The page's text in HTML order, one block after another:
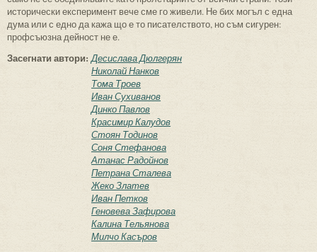
исторически експеримент вече сме го живели. Не бих могъл с една
дума или с едно да кажа що е то писателството, но съм сигурен:
профсъюзна дейност не е.
Засегнати автори:Десислава Дюлгерян
Николай Нанков
Тома Троев
Иван Сухиванов
Динко Павлов
Красимир Калудов
Стоян Тодинов
Соня Стефанова
Атанас Радойнов
Петрана Сталева
Жеко Златев
Иван Петков
Геновева Зафирова
Калина Тельянова
Милчо Касъров